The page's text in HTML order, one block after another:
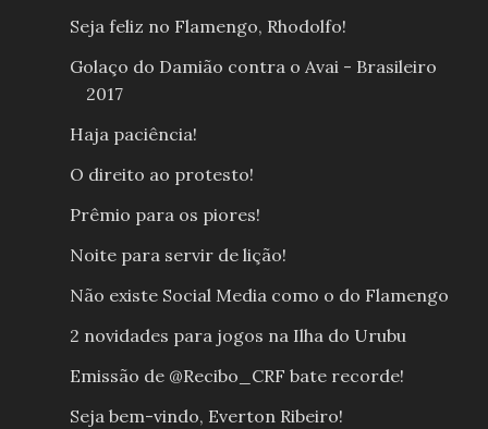
Seja feliz no Flamengo, Rhodolfo!
Golaço do Damião contra o Avai - Brasileiro
2017
Haja paciência!
O direito ao protesto!
Prêmio para os piores!
Noite para servir de lição!
Não existe Social Media como o do Flamengo
2 novidades para jogos na Ilha do Urubu
Emissão de @Recibo_CRF bate recorde!
Seja bem-vindo, Everton Ribeiro!